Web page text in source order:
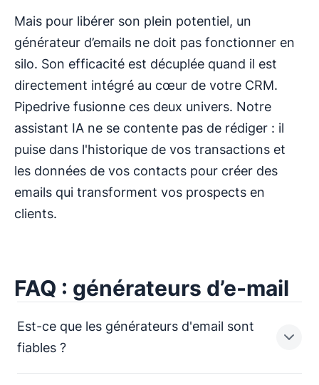
Mais pour libérer son plein potentiel, un
générateur d’emails ne doit pas fonctionner en
silo. Son efficacité est décuplée quand il est
directement intégré au cœur de votre CRM.
Pipedrive fusionne ces deux univers. Notre
assistant IA ne se contente pas de rédiger : il
puise dans l'historique de vos transactions et
les données de vos contacts pour créer des
emails qui transforment vos prospects en
clients.
FAQ : générateurs d’e-mail
Est-ce que les générateurs d'email sont
fiables ?